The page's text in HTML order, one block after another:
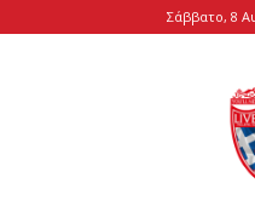
Σάββατο, 8